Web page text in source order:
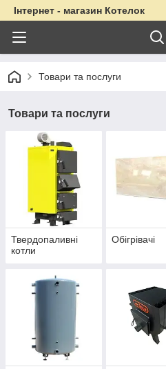
Інтернет - магазин Котелок
Товари та послуги
Товари та послуги
Твердопаливні
котли
Обігрівачі